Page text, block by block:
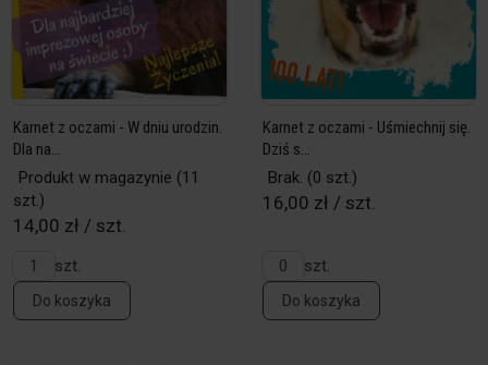
Karnet z oczami - W dniu urodzin.
Dla na...
Produkt w magazynie (11
szt.)
14,00 zł / szt.
szt.
Do koszyka
Karnet z oczami - Uśmiechnij się.
Dziś s...
Brak. (0 szt.)
16,00 zł / szt.
szt.
Do koszyka